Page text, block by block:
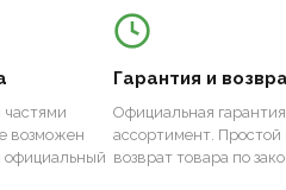
возможен
официальный
Гарантия и
Официальная
ассортимент.
возврат товара по